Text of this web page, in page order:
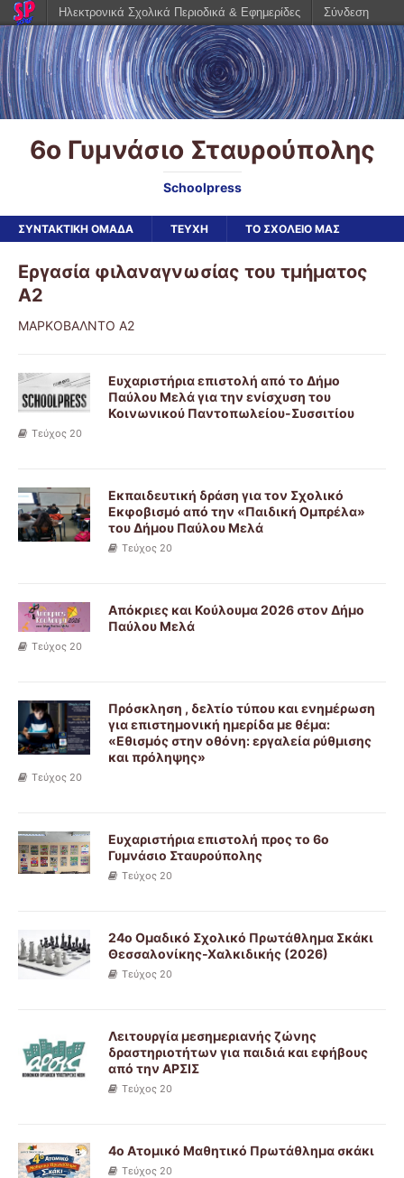
6ο Γυμνάσιο Σταυρούπολης
Schoolpress
ΣΥΝΤΑΚΤΙΚΗ ΟΜΑΔΑ ΤΕΥΧΗ ΤΟ ΣΧΟΛΕΙΟ ΜΑΣ
Εργασία φιλαναγνωσίας του τμήματος
Α2
ΜΑΡΚΟΒΑΛΝΤΟ Α2
Ευχαριστήρια επιστολή από το Δήμο
Παύλου Μελά για την ενίσχυση του
Κοινωνικού Παντοπωλείου-Συσσιτίου
Τεύχος 20
Εκπαιδευτική δράση για τον Σχολικό
Εκφοβισμό από την «Παιδική Ομπρέλα»
του Δήμου Παύλου Μελά
Τεύχος 20
Απόκριες και Κούλουμα 2026 στον Δήμο
Παύλου Μελά
Τεύχος 20
Πρόσκληση , δελτίο τύπου και ενημέρωση
για επιστημονική ημερίδα με θέμα:
«Εθισμός στην οθόνη: εργαλεία ρύθμισης
και πρόληψης»
Τεύχος 20
Ευχαριστήρια επιστολή προς το 6ο
Γυμνάσιο Σταυρούπολης
Τεύχος 20
24ο Ομαδικό Σχολικό Πρωτάθλημα Σκάκι
Θεσσαλονίκης-Χαλκιδικής (2026)
Τεύχος 20
Λειτουργία μεσημεριανής ζώνης
δραστηριοτήτων για παιδιά και εφήβους
από την ΑΡΣΙΣ
Τεύχος 20
4ο Ατομικό Μαθητικό Πρωτάθλημα σκάκι
Τεύχος 20
Ηλεκτρονικά Σχολικά Περιοδικά & Εφημερίδες Σύνδεση